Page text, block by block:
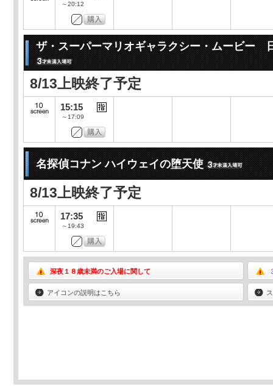
～20:12
ザ・スーパーマリオギャラクシー・ムービー
8/13上映終了予定
15:15
～17:09
名探偵コナン ハイウェイの堕天使
8/13上映終了予定
17:35
～19:43
深夜１８歳未満のご入場に関して
アイコンの説明はこちら